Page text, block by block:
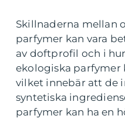
Skillnaderna mellan
parfymer kan vara
av doftprofil och i
ekologiska parfymer
vilket innebär att de
syntetiska
parfymer kan ha en